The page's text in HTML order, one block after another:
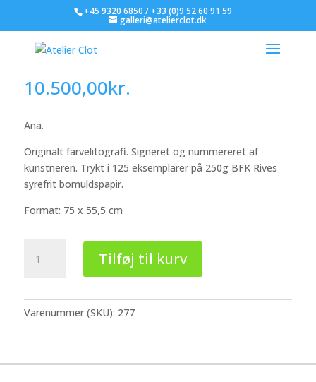
+45 9320 6850 / +33 (0)9 52 60 91 59
galleri@atelierclot.dk
Antonio Saura
10.500,00kr.
Ana.
Originalt farvelitografi. Signeret og nummereret af
kunstneren. Trykt i 125 eksemplarer på 250g BFK Rives
syrefrit bomuldspapir.
Format: 75 x 55,5 cm
Saura
Tilføj til kurv
Varenummer (SKU): 277